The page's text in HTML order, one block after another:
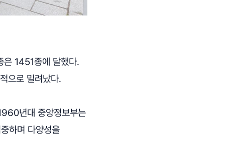
은 1451종에 달했다.
으로 밀려났다.
년대 중앙정보부는
하며 다양성을